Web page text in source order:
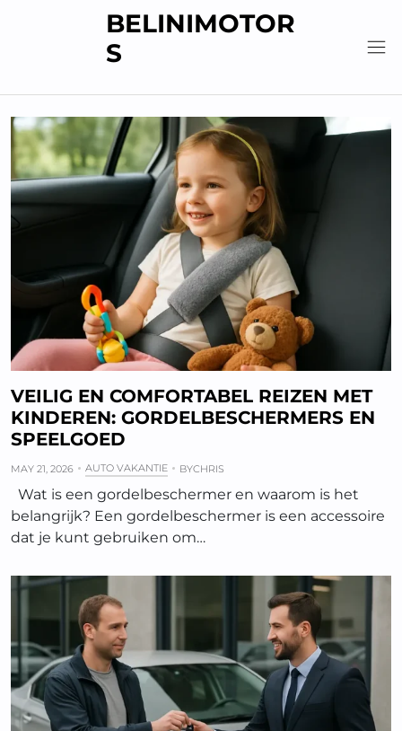
BELINIMOTOR
S
VEILIG EN COMFORTABEL REIZEN MET
KINDEREN: GORDELBESCHERMERS EN
SPEELGOED
MAY 21, 2026 AUTO VAKANTIE BYCHRIS
Wat is een gordelbeschermer en waarom is het
belangrijk? Een gordelbeschermer is een accessoire
dat je kunt gebruiken om…